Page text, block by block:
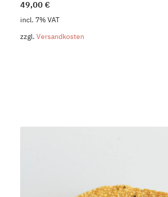
49,00 €
incl. 7% VAT
zzgl. Versandkosten